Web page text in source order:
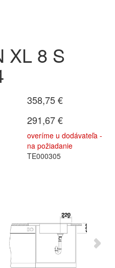
XL 8 S
358,75 €
291,67 €
overíme u dodávateľa -
na požiadanie
TE000305